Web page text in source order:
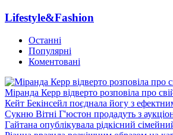
Lifestyle&Fashion
Останні
Популярні
Коментовані
Міранда Керр відверто розповіла про
Кейт Бекінсейл поєднала йогу з
Сукню Вітні Г'юстон продадуть з
Гайтана опублікувала рідкісний